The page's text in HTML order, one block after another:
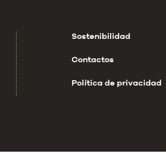
Sostenibilidad
Contactos
Política de privacidad